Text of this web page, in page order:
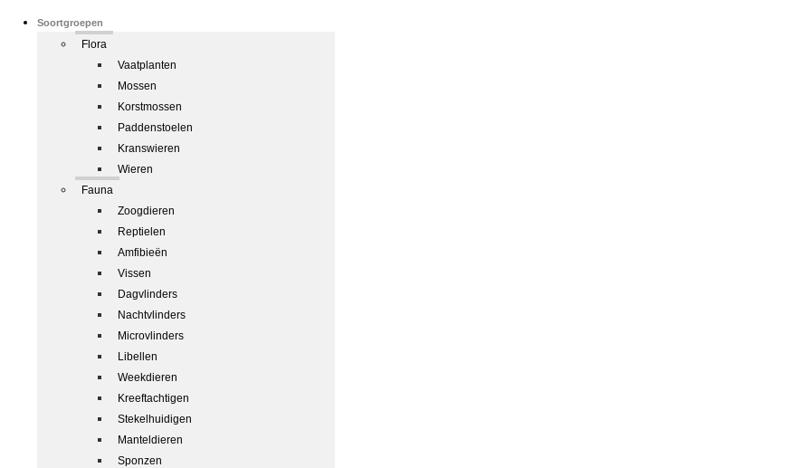
Soortgroepen
Flora
Vaatplanten
Mossen
Korstmossen
Paddenstoelen
Kranswieren
Wieren
Fauna
Zoogdieren
Reptielen
Amfibieën
Vissen
Dagvlinders
Nachtvlinders
Microvlinders
Libellen
Weekdieren
Kreeftachtigen
Stekelhuidigen
Manteldieren
Sponzen